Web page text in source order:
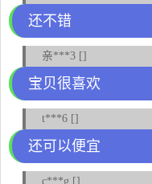
还不错
亲***3 []
宝贝很喜欢
t***6 []
还可以便宜
c***g []